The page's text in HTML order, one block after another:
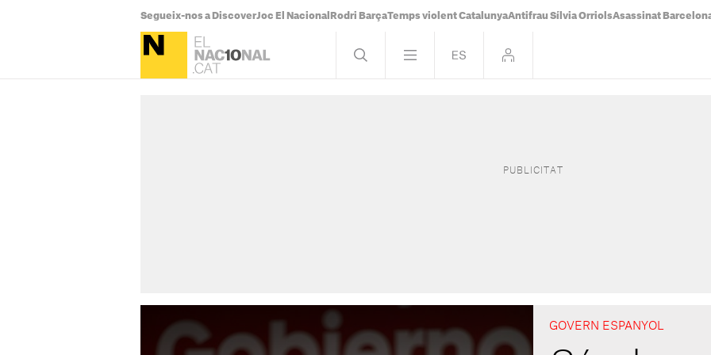
Segueix-nos a DiscoverJoc El Nacional Rodri BarçaTemps violent CatalunyaAntifrau Sílvia OrriolsAsassinat
GOVERN ESPANYOL